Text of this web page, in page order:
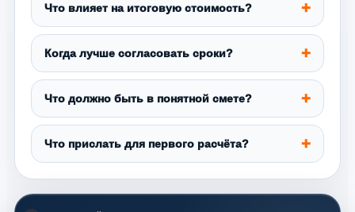
Что влияет на итоговую стоимость?
Когда лучше согласовать сроки?
Что должно быть в понятной смете?
Что прислать для первого расчёта?